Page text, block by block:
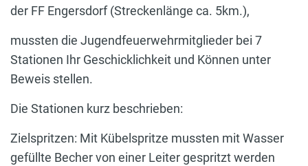
der FF Engersdorf (Streckenlänge ca. 5km.),
mussten die Jugendfeuerwehrmitglieder bei 7
Stationen Ihr Geschicklichkeit und Können unter
Beweis stellen.
Die Stationen kurz beschrieben:
Zielspritzen: Mit Kübelspritze mussten mit Wasser
gefüllte Becher von einer Leiter gespritzt werden